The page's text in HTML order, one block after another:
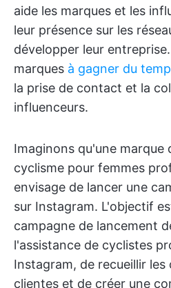
aide les marques et les
leur présence sur les
développer leur
marques à gagner du
la prise de contact et la
influenceurs.
Imaginons qu'une marque
cyclisme pour femmes
envisage de lancer une
sur Instagram. L'objectif
campagne de lancement
l'assistance de cyclistes
Instagram, de recueillir
clientes et de créer une